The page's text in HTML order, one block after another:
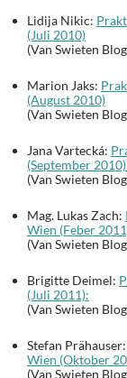
Lidija Nikic:
(Juli 2010)
(Van Swieten
Marion Jaks:
(August 2010)
(Van Swieten
Jana Vartecká:
(September
(Van Swieten
Mag. Lukas Zach:
Wien (Feber
(Van Swieten
Brigitte Deimel:
(Juli 2011):
(Van Swieten
Stefan Prähauser:
Wien (Oktober
(Van Swieten